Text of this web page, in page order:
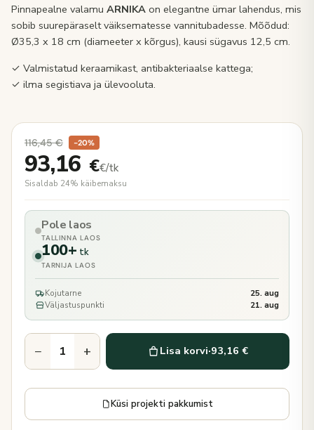
Pinnapealne valamu ARNIKA on elegantne ümar lahendus, mis
sobib suurepäraselt väiksematesse vannitubadesse. Mõõdud:
Ø35,3 x 18 cm (diameeter x kõrgus), kausi sügavus 12,5 cm.
✓ Valmistatud keraamikast, antibakteriaalse kattega;
✓ ilma segistiava ja ülevooluta.
116,45€ −20%
93,16 €€/tk
Sisaldab 24% käibemaksu
Pole laos
TALLINNA LAOS
100+ tk
TARNIJA LAOS
Kojutarne
25. aug
Väljastuspunkti
21. aug
− + Lisa korvi·93,16 €
Küsi projekti pakkumist